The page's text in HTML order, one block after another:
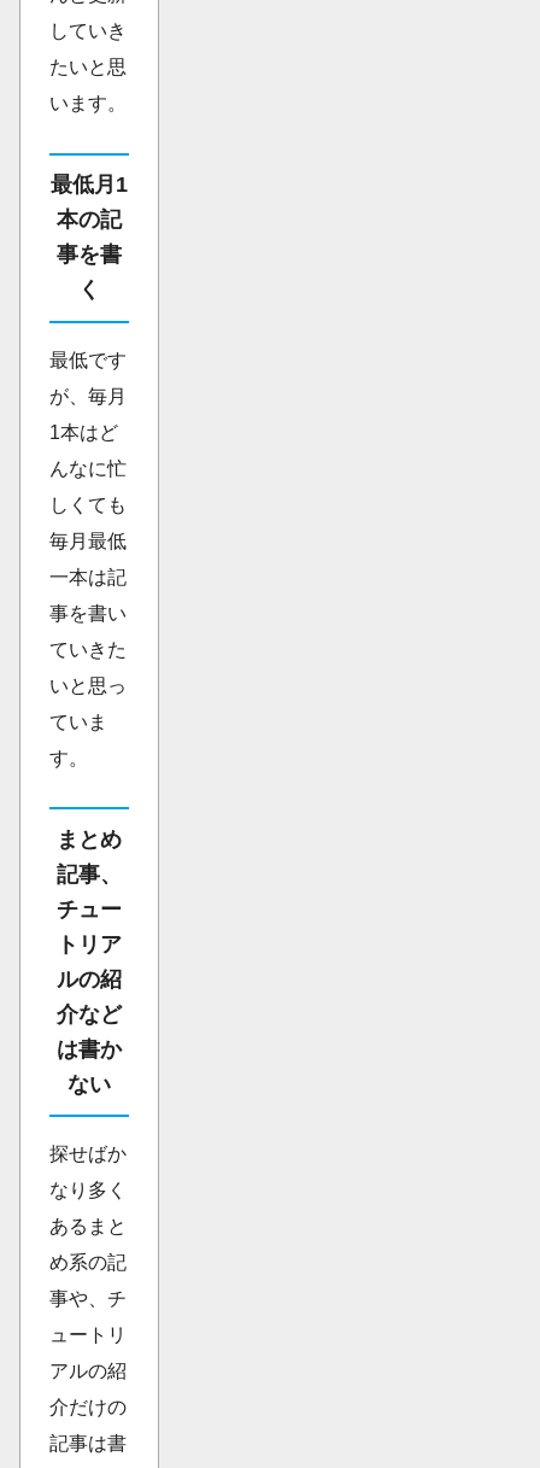
していき
たいと思
います。
最低月1
本の記
事を書
く
最低です
が、毎月
1本はど
んなに忙
しくても
毎月最低
一本は記
事を書い
ていきた
いと思っ
ていま
す。
まとめ
記事、
チュー
トリア
ルの紹
介など
は書か
ない
探せばか
なり多く
あるまと
め系の記
事や、チ
ュートリ
アルの紹
介だけの
記事は書